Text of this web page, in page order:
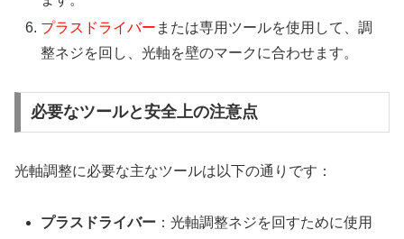
プラスドライバー または専用ツールを使用して、調
整ネジを回し、光軸を壁のマークに合わせます。
必要なツールと安全上の注意点
光軸調整に必要な主なツールは以下の通りです：
プラスドライバー ：光軸調整ネジを回すために使用